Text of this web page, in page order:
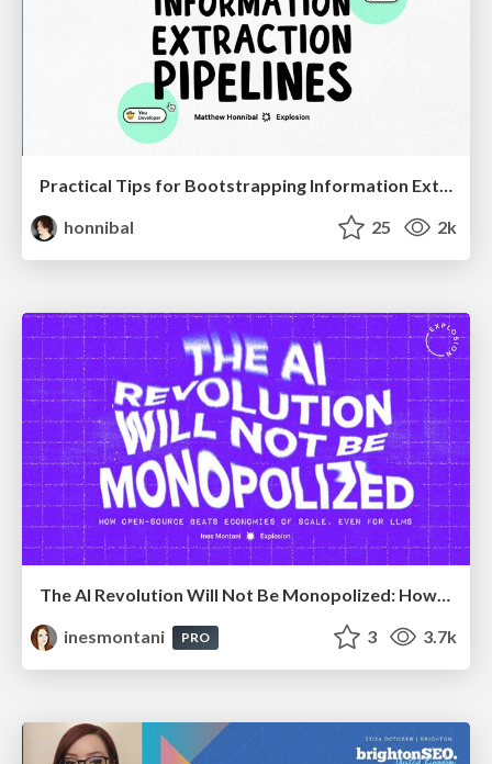
Practical Tips for Bootstrapping Information Extraction Pipelines
honnibal
25 2k
The AI Revolution Will Not Be Monopolized: How open-source beats economies of scale, even for LLMs
inesmontani
PRO 3 3.7k